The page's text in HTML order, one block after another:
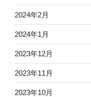
2024年2月
2024年1月
2023年12月
2023年11月
2023年10月